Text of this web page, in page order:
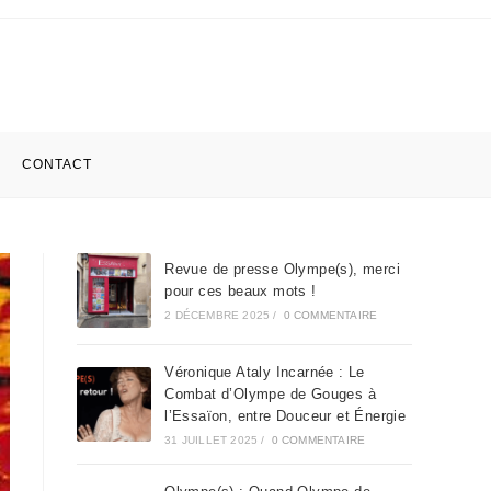
CONTACT
Revue de presse Olympe(s), merci
pour ces beaux mots !
2 DÉCEMBRE 2025 / 0 COMMENTAIRE
Véronique Ataly Incarnée : Le
Combat d’Olympe de Gouges à
l’Essaïon, entre Douceur et Énergie
31 JUILLET 2025 / 0 COMMENTAIRE